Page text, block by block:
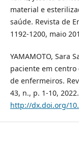
material e
saúde. Revista de
1192-1200, maio
YAMAMOTO, Sara
paciente em
de enfermeiros.
43, n., p. 1-10, 2022.
http://dx.doi.org/